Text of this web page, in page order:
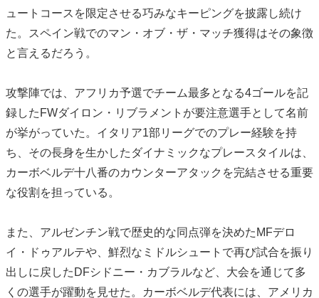
ュートコースを限定させる巧みなキーピングを披露し続け
た。スペイン戦でのマン・オブ・ザ・マッチ獲得はその象徴
と言えるだろう。
攻撃陣では、アフリカ予選でチーム最多となる4ゴールを記
録したFWダイロン・リブラメントが要注意選手として名前
が挙がっていた。イタリア1部リーグでのプレー経験を持
ち、その長身を生かしたダイナミックなプレースタイルは、
カーボベルデ十八番のカウンターアタックを完結させる重要
な役割を担っている。
また、アルゼンチン戦で歴史的な同点弾を決めたMFデロ
イ・ドゥアルテや、鮮烈なミドルシュートで再び試合を振り
出しに戻したDFシドニー・カブラルなど、大会を通じて多
くの選手が躍動を見せた。カーボベルデ代表には、アメリカ